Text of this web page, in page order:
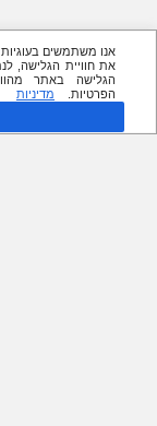
את חוויית הגלישה,
הגלישה באתר
הפרטיות.
מדיניות